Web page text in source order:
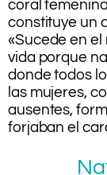
coral
constituye un
«Sucede en
vida porque
donde todos
las mujeres,
ausentes,
forjaban el